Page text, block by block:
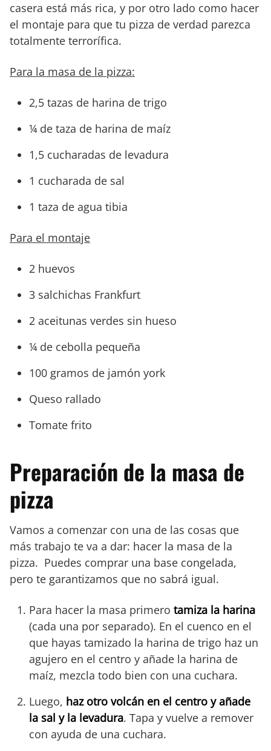
casera está más rica, y por otro lado como hacer
el montaje para que tu pizza de verdad parezca
totalmente terrorífica.
Para la masa de la pizza:
2,5 tazas de harina de trigo
¼ de taza de harina de maíz
1,5 cucharadas de levadura
1 cucharada de sal
1 taza de agua tibia
Para el montaje
2 huevos
3 salchichas Frankfurt
2 aceitunas verdes sin hueso
¼ de cebolla pequeña
100 gramos de jamón york
Queso rallado
Tomate frito
Preparación de la masa de
pizza
Vamos a comenzar con una de las cosas que
más trabajo te va a dar: hacer la masa de la
pizza. Puedes comprar una base congelada,
pero te garantizamos que no sabrá igual.
Para hacer la masa primero tamiza la harina
(cada una por separado). En el cuenco en el
que hayas tamizado la harina de trigo haz un
agujero en el centro y añade la harina de
maíz, mezcla todo bien con una cuchara.
Luego, haz otro volcán en el centro y añade
la sal y la levadura. Tapa y vuelve a remover
con ayuda de una cuchara.